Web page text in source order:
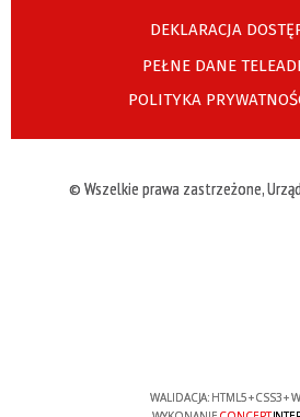
DEKLARACJA
PEŁNE DANE
POLITYKA
© Wszelkie prawa zastrzeżone,
WALIDACJA: HTML5+CSS3+